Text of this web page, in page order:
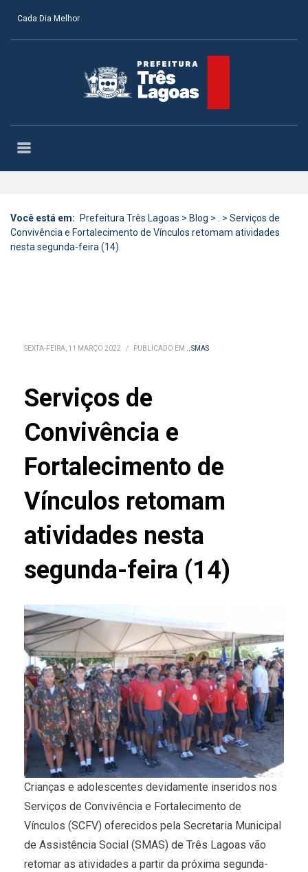
Cada Dia Melhor
Você está em: Prefeitura Três Lagoas > Blog > . > Serviços de
Convivência e Fortalecimento de Vínculos retomam atividades
nesta segunda-feira (14)
SEXTA-FEIRA, 11 MARÇO 2022 / PUBLICADO EM .,SMAS
Serviços de
Convivência e
Fortalecimento de
Vínculos retomam
atividades nesta
segunda-feira (14)
Crianças e adolescentes devidamente inseridos nos
Serviços de Convivência e Fortalecimento de
Vínculos (SCFV) oferecidos pela Secretaria Municipal
de Assistência Social (SMAS) de Três Lagoas vão
retomar as atividades a partir da próxima segunda-